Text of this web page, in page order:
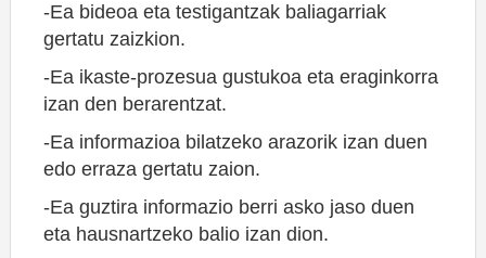
-Ea bideoa eta testigantzak baliagarriak
gertatu zaizkion.
-Ea ikaste-prozesua gustukoa eta eraginkorra
izan den berarentzat.
-Ea informazioa bilatzeko arazorik izan duen
edo erraza gertatu zaion.
-Ea guztira informazio berri asko jaso duen
eta hausnartzeko balio izan dion.